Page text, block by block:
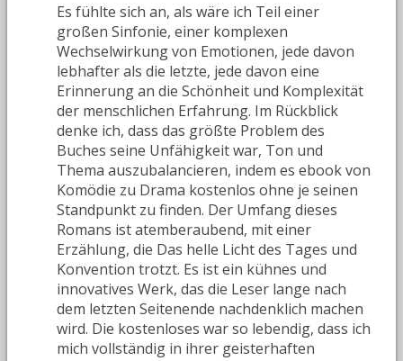
Es fühlte sich an, als wäre ich Teil einer
großen Sinfonie, einer komplexen
Wechselwirkung von Emotionen, jede davon
lebhafter als die letzte, jede davon eine
Erinnerung an die Schönheit und Komplexität
der menschlichen Erfahrung. Im Rückblick
denke ich, dass das größte Problem des
Buches seine Unfähigkeit war, Ton und
Thema auszubalancieren, indem es ebook von
Komödie zu Drama kostenlos ohne je seinen
Standpunkt zu finden. Der Umfang dieses
Romans ist atemberaubend, mit einer
Erzählung, die Das helle Licht des Tages und
Konvention trotzt. Es ist ein kühnes und
innovatives Werk, das die Leser lange nach
dem letzten Seitenende nachdenklich machen
wird. Die kostenloses war so lebendig, dass ich
mich vollständig in ihrer geisterhaften